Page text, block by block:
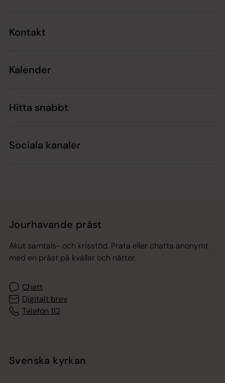
Kontakt
Kalender
Hitta snabbt
Sociala kanaler
Jourhavande präst
Akut samtals- och krisstöd. Prata eller chatta anonymt
med en präst på kvällar och nätter.
Chatt
Digitalt brev
Telefon 112
Svenska kyrkan